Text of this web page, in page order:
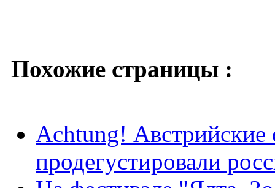
Похожие страницы :
Achtung! Австрийские
продегустировали